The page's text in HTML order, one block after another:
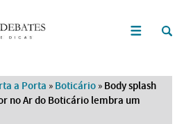
a Porta » Boticário » Body splash
no Ar do Boticário lembra um